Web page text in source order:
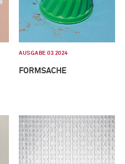
AUSGABE 03 2024
FORMSACHE